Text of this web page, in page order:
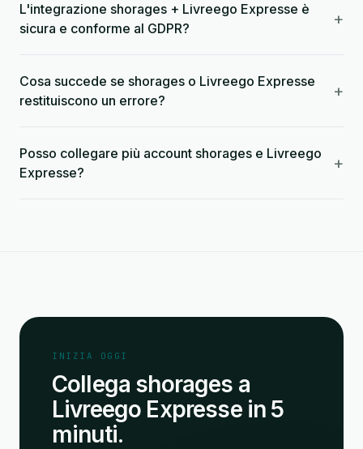
L'integrazione shorages + Livreego Expresse è
sicura e conforme al GDPR?
+
Cosa succede se shorages o Livreego Expresse
restituiscono un errore?
+
Posso collegare più account shorages e Livreego
Expresse?
+
INIZIA OGGI
Collega shorages a
Livreego Expresse in 5
minuti.